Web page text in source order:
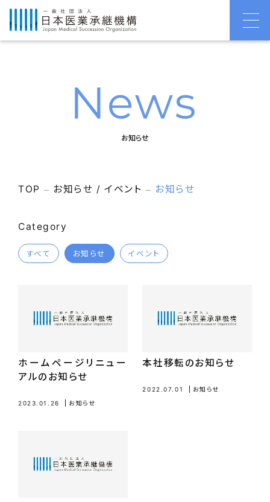
お知らせ
TOP お知らせ / イベント お知らせ
Category
すべて お知らせ イベント
ホームページリニュー
アルのお知らせ
2023.01.26 お知らせ
本社移転のお知らせ
2022.07.01 お知らせ